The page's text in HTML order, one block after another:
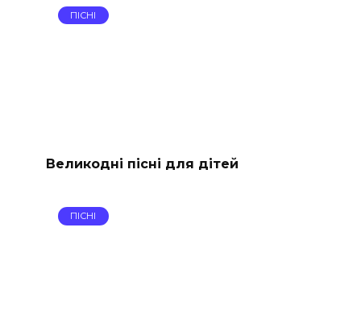
ПІСНІ
Великодні пісні для дітей
ПІСНІ